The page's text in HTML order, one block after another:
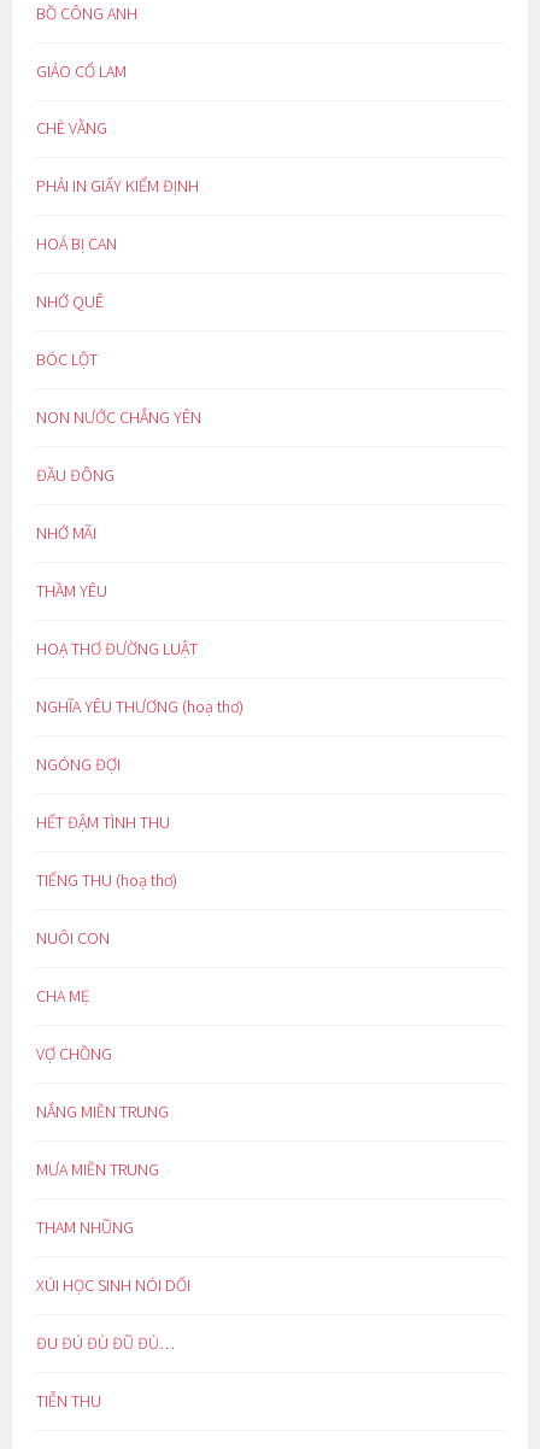
BỒ CÔNG ANH
GIẢO CỔ LAM
CHÈ VẰNG
PHẢI IN GIẤY KIỂM ĐỊNH
HOÁ BỊ CAN
NHỚ QUÊ
BÓC LỘT
NON NƯỚC CHẲNG YÊN
ĐẦU ĐÔNG
NHỚ MÃI
THẦM YÊU
HOẠ THƠ ĐƯỜNG LUẬT
NGHĨA YÊU THƯƠNG (hoạ thơ)
NGÓNG ĐỢI
HẾT ĐẬM TÌNH THU
TIẾNG THU (hoạ thơ)
NUÔI CON
CHA MẸ
VỢ CHỒNG
NẮNG MIỀN TRUNG
MƯA MIỀN TRUNG
THAM NHŨNG
XÚI HỌC SINH NÓI DỐI
ĐU ĐÚ ĐÙ ĐŨ ĐỦ…
TIỄN THU